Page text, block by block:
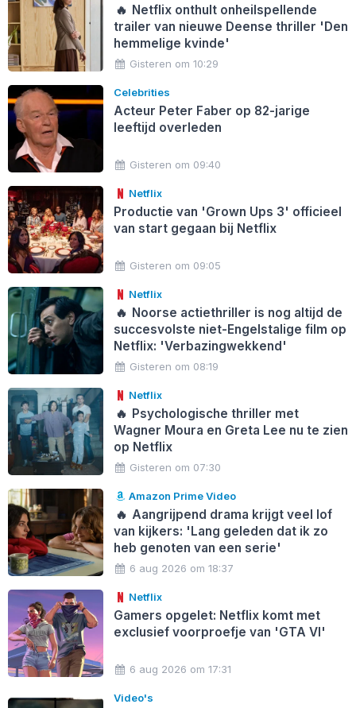
🔥 Netflix onthult onheilspellende
trailer van nieuwe Deense thriller 'Den
hemmelige kvinde'
Gisteren om 10:29
Celebrities
Acteur Peter Faber op 82-jarige
leeftijd overleden
Gisteren om 09:40
Netflix
Productie van 'Grown Ups 3' officieel
van start gegaan bij Netflix
Gisteren om 09:05
Netflix
🔥 Noorse actiethriller is nog altijd de
succesvolste niet-Engelstalige film op
Netflix: 'Verbazingwekkend'
Gisteren om 08:19
Netflix
🔥 Psychologische thriller met
Wagner Moura en Greta Lee nu te zien
op Netflix
Gisteren om 07:30
Amazon Prime Video
🔥 Aangrijpend drama krijgt veel lof
van kijkers: 'Lang geleden dat ik zo
heb genoten van een serie'
6 aug 2026 om 18:37
Netflix
Gamers opgelet: Netflix komt met
exclusief voorproefje van 'GTA VI'
6 aug 2026 om 17:31
Video's